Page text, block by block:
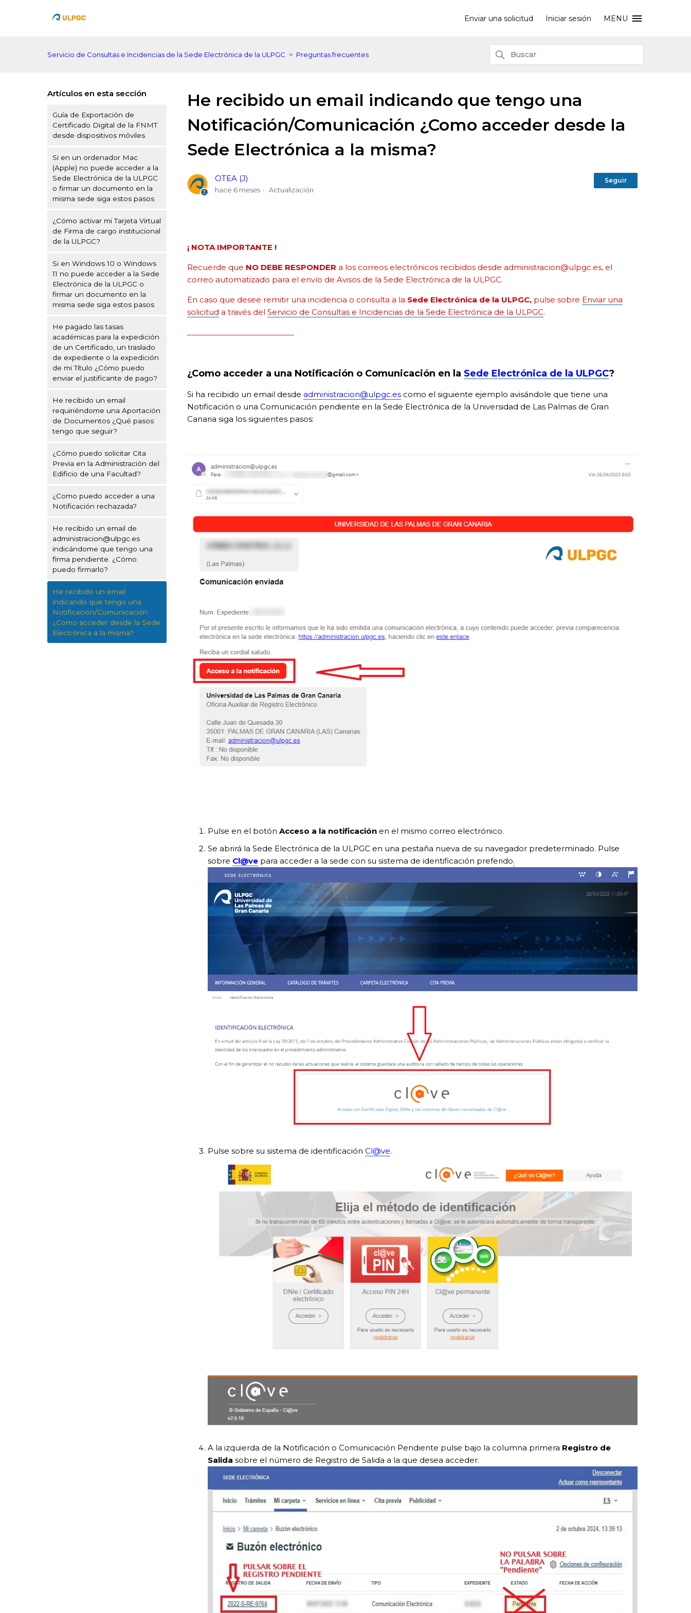
Enviar una solicitud Iniciar sesión MENU
Servicio de Consultas e Incidencias de la Sede Electrónica de la ULPGC Preguntas frecuentes
Artículos en esta sección
Guía de Exportación de
Certificado Digital de la FNMT
desde dispositivos móviles
Si en un ordenador Mac
(Apple) no puede acceder a la
Sede Electrónica de la ULPGC
o firmar un documento en la
misma sede siga estos pasos
¿Cómo activar mi Tarjeta Virtual
de Firma de cargo institucional
de la ULPGC?
Si en Windows 10 o Windows
11 no puede acceder a la Sede
Electrónica de la ULPGC o
firmar un documento en la
misma sede siga estos pasos
He pagado las tasas
académicas para la expedición
de un Certificado, un traslado
de expediente o la expedición
de mi Título ¿Cómo puedo
enviar el justificante de pago?
He recibido un email
requiriéndome una Aportación
de Documentos ¿Qué pasos
tengo que seguir?
¿Cómo puedo solicitar Cita
Previa en la Administración del
Edificio de una Facultad?
¿Como puedo acceder a una
Notificación rechazada?
He recibido un email de
administracion@ulpgc.es
indicándome que tengo una
firma pendiente. ¿Cómo
puedo firmarlo?
He recibido un email
indicando que tengo una
Notificación/Comunicación
¿Como acceder desde la Sede
Electrónica a la misma?
He recibido un email indicando que tengo una
Notificación/Comunicación ¿Como acceder desde la
Sede Electrónica a la misma?
OTEA (J)
hace 6 meses Actualización
Seguir
¡ NOTA IMPORTANTE !
Recuerde que NO DEBE RESPONDER a los correos electrónicos recibidos desde administracion@ulpgc.es, el
correo automatizado para el envío de Avisos de la Sede Electrónica de la ULPGC.
En caso que desee remitir una incidencia o consulta a la Sede Electrónica de la ULPGC, pulse sobre Enviar una
solicitud a través del Servicio de Consultas e Incidencias de la Sede Electrónica de la ULPGC.
¿Como acceder a una Notificación o Comunicación en la Sede Electrónica de la ULPGC?
Si ha recibido un email desde administracion@ulpgc.es como el siguiente ejemplo avisándole que tiene una
Notificación o una Comunicación pendiente en la Sede Electrónica de la Universidad de Las Palmas de Gran
Canaria siga los siguientes pasos:
Pulse en el botón Acceso a la notificación en el mismo correo electrónico.
Se abrirá la Sede Electrónica de la ULPGC en una pestaña nueva de su navegador predeterminado. Pulse
sobre Cl@ve para acceder a la sede con su sistema de identificación preferido.
Pulse sobre su sistema de identificación Cl@ve.
A la izquierda de la Notificación o Comunicación Pendiente pulse bajo la columna primera Registro de
Salida sobre el número de Registro de Salida a la que desea acceder.